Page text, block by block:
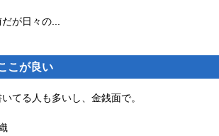
が日々の
こが良い
てる人も多いし、金銭面で。